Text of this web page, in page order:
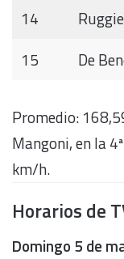
14
15
De
Promedio:
Mangoni, en la
km/h.
Horarios de
Domingo 5 de